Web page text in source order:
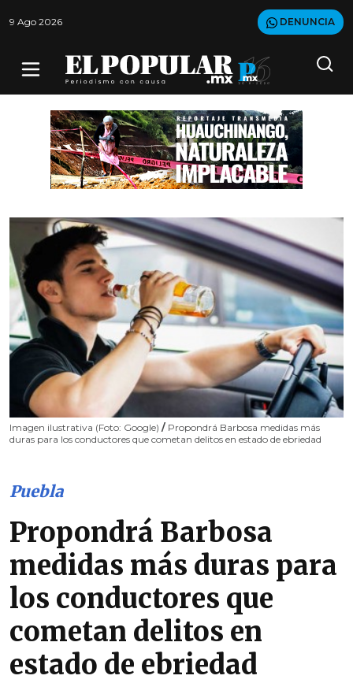
9 Ago 2026 DENUNCIA
Imagen ilustrativa (Foto: Google) / Propondrá Barbosa medidas más
duras para los conductores que cometan delitos en estado de ebriedad
Puebla
Propondrá Barbosa
medidas más duras para
los conductores que
cometan delitos en
estado de ebriedad